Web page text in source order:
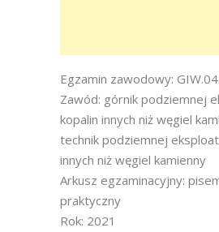
Egzamin zawodowy: GIW.04
Zawód: górnik podziemnej
kopalin innych niż węgiel
technik podziemnej
innych niż węgiel kamienny
Arkusz egzaminacyjny:
praktyczny
Rok: 2021